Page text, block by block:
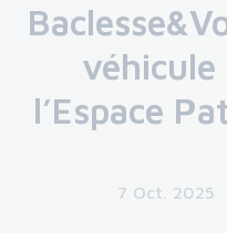
l’Espace
7 Oct. 2025